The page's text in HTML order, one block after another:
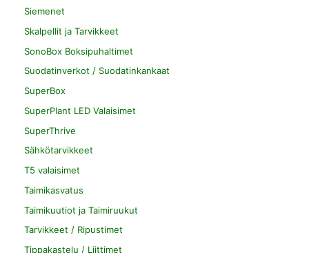
Siemenet
Skalpellit ja Tarvikkeet
SonoBox Boksipuhaltimet
Suodatinverkot / Suodatinkankaat
SuperBox
SuperPlant LED Valaisimet
SuperThrive
Sähkötarvikkeet
T5 valaisimet
Taimikasvatus
Taimikuutiot ja Taimiruukut
Tarvikkeet / Ripustimet
Tippakastelu / Liittimet